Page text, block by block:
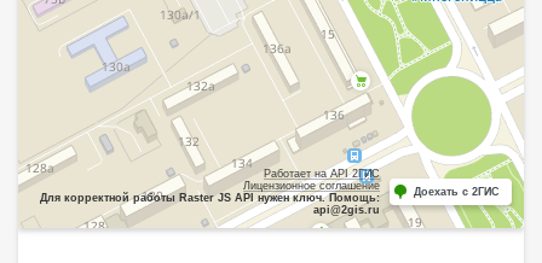
Работает на API 2ГИС
Лицензионное соглашение
Для корректной работы Raster JS API нужен ключ. Помощь:
api@2gis.ru
Доехать с 2ГИС